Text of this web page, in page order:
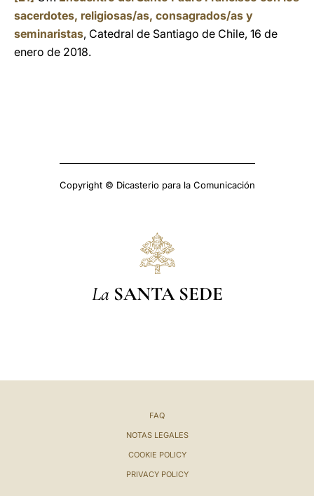
sacerdotes, religiosas/as, consagrados/as y
seminaristas, Catedral de Santiago de Chile, 16 de
enero de 2018.
Copyright © Dicasterio para la Comunicación
La SANTA SEDE
FAQ
NOTAS LEGALES
COOKIE POLICY
PRIVACY POLICY